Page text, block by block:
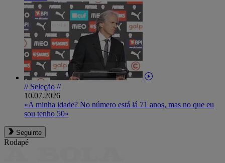
// Seleção //
10.07.2026
«A minha idade? No número está lá 71 anos, mas no que eu
sou tenho 50»
Seguinte
Rodapé